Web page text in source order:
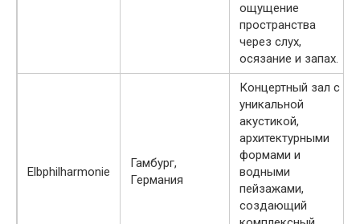
ощущение
пространства
через слух,
осязание и запах.
Elbphilharmonie
Гамбург,
Германия
Концертный зал с
уникальной
акустикой,
архитектурными
формами и
водными
пейзажами,
создающий